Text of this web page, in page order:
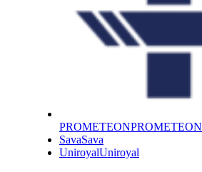
PROMETEONPROMETEON
SavaSava
UniroyalUniroyal